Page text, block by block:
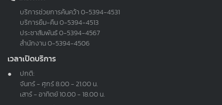
บริการช่วยการค้นคว้า 0-5394-4531
บริการยืม-คืน 0-5394-4513
ประชาสัมพันธ์ 0-5394-4567
สำนักงาน 0-5394-4506
เวลาเปิดบริการ
ปกติ:
จันทร์ - ศุกร์ 8.00 - 21.00 น.
เสาร์ - อาทิตย์ 10.00 - 18.00 น.